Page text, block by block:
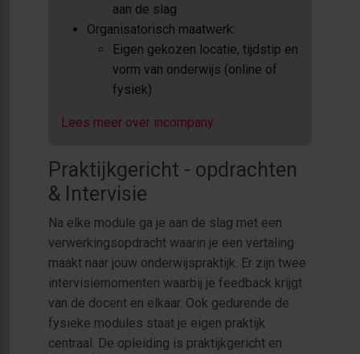
aan de slag
Organisatorisch maatwerk:
Eigen gekozen locatie, tijdstip en
vorm van onderwijs (online of
fysiek)
Lees meer over incompany
Praktijkgericht - opdrachten
& Intervisie
Na elke module ga je aan de slag met een
verwerkingsopdracht waarin je een vertaling
maakt naar jouw onderwijspraktijk. Er zijn twee
intervisiemomenten waarbij je feedback krijgt
van de docent en elkaar. Ook gedurende de
fysieke modules staat je eigen praktijk
centraal. De opleiding is praktijkgericht en